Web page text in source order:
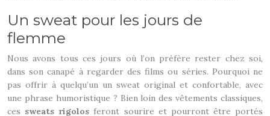
Un sweat pour les jours de
flemme
Nous avons tous ces jours où l’on préfère rester chez soi,
dans son canapé à regarder des films ou séries. Pourquoi ne
pas offrir à quelqu’un un sweat original et confortable, avec
une phrase humoristique ? Bien loin des vêtements classiques,
ces sweats rigolos feront sourire et pourront être portés